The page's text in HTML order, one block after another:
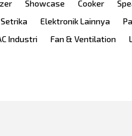
Showcase Cooker
Setrika Elektronik Lainnya
Industri Fan & Ventilation